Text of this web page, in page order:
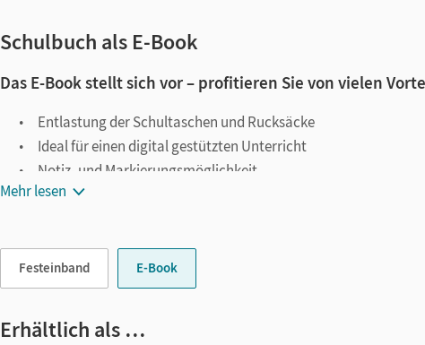
Schulbuch als E-Book
Das E-Book stellt sich vor – profitieren Sie von vielen
Entlastung der Schultaschen und Rucksäcke
Ideal für einen digital gestützten Unterricht
Notiz- und Markierungsmöglichkeit
Jederzeit unkompliziert verfügbar
Notizen erstellen
Text ergänzen
Mehr lesen
Festeinband E-Book
Erhältlich als …